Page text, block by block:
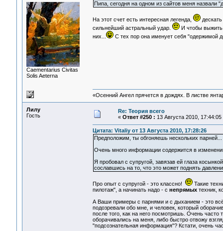
Сaementarius Civitas
Solis Aeterna
Пипа, сегодня на одном из сайтов меня назвали
На этот счет есть интересная легенда,
дескать
сильнейший астральный удар.
И чтобы
них...
С тех пор она именует себя "одержимой
«Осенний Ангел прячется в дождях. В листве
Лилу
Гость
Re: Теория всего
« Ответ #250 : 13 Августа 2010, 17:44:05
Цитата: Vitaliy от 13 Августа 2010, 17:28:26
Предположим, ты обгоняешь нескольких парней...
Очень много информации содержится в
Я пробовал с супругой, завязав ей глаза
сославшись на то, что это может поднять
Про опыт с супругой - это классно!
Такие
пилотаж", а начинать надо - с непрямыхтехник,
А Ваши примеры с парнями и с дыханием - это
подозревали обо мне, и человек, который
после того, как на него посмотришь. Очень
оборачивались на меня, либо быстро отвожу
"подсознательная информация"? Кстати, очень